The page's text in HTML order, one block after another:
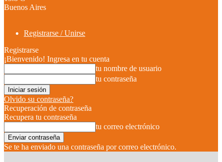
Buenos Aires
Registrarse / Unirse
Registrarse
¡Bienvenido! Ingresa en tu cuenta
tu nombre de usuario
tu contraseña
Olvido su contraseña?
Recuperación de contraseña
Recupera tu contraseña
tu correo electrónico
Se te ha enviado una contraseña por correo electrónico.